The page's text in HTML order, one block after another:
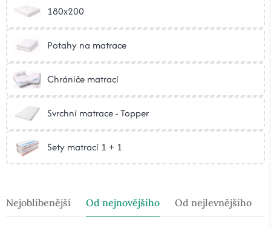
180x200
Potahy na matrace
Chrániče matrací
Svrchní matrace - Topper
Sety matrací 1 + 1
Nejoblíbenější Od nejnovějšího Od nejlevnějšího